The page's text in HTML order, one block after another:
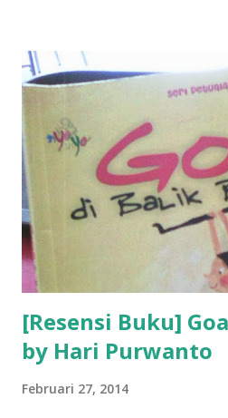
[Resensi Buku]
by Hari Purwanto
Februari 27, 2014